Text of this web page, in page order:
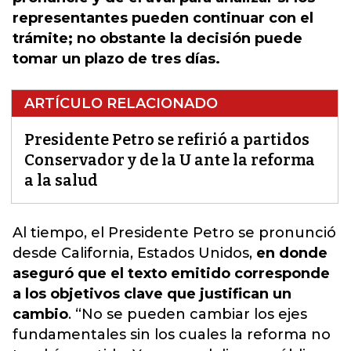
representantes pueden continuar con el
trámite; no obstante la decisión puede
tomar un plazo de tres días.
ARTÍCULO RELACIONADO
Presidente Petro se refirió a partidos
Conservador y de la U ante la reforma
a la salud
Al tiempo, el Presidente Petro se pronunció
desde California, Estados Unidos, en donde
aseguró que el texto emitido corresponde
a los objetivos clave que justifican un
cambio. “No se pueden cambiar los ejes
fundamentales sin los cuales la reforma no